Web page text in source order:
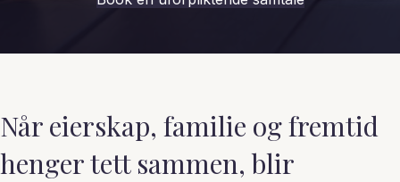
Når eierskap, familie og fremtid
henger tett sammen, blir